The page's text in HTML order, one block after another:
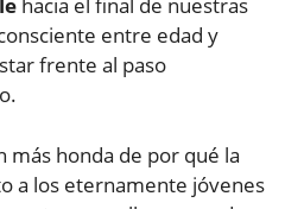
entre edad y
frente al paso
más honda de por qué la
a los eternamente jóvenes